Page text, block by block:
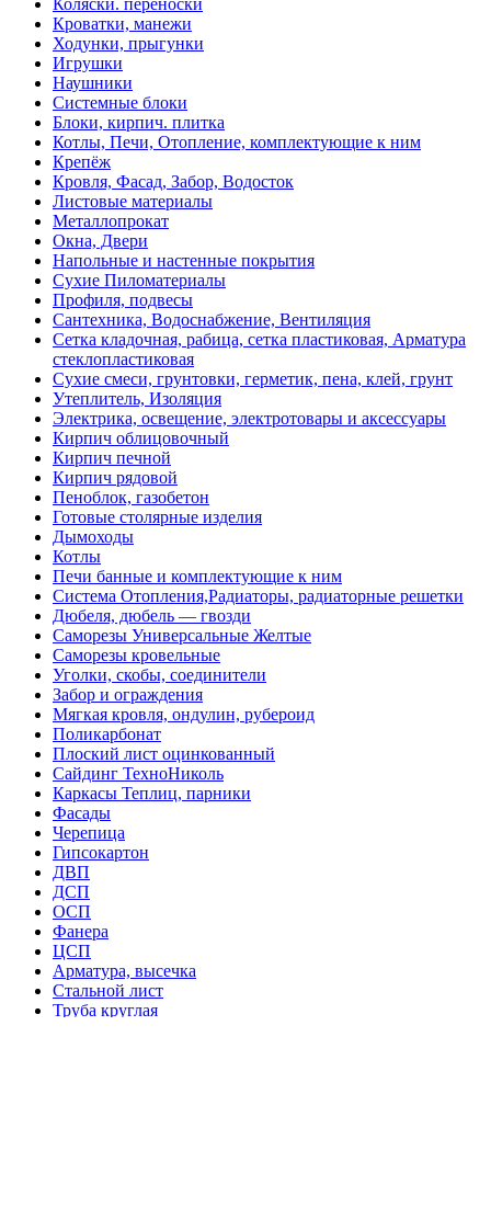
Коляски. переноски
Кроватки, манежи
Ходунки, прыгунки
Игрушки
Наушники
Системные блоки
Блоки, кирпич. плитка
Котлы, Печи, Отопление, комплектующие к ним
Крепёж
Кровля, Фасад, Забор, Водосток
Листовые материалы
Металлопрокат
Окна, Двери
Напольные и настенные покрытия
Сухие Пиломатериалы
Профиля, подвесы
Сантехника, Водоснабжение, Вентиляция
Сетка кладочная, рабица, сетка пластиковая, Арматура
стеклопластиковая
Сухие смеси, грунтовки, герметик, пена, клей, грунт
Утеплитель, Изоляция
Электрика, освещение, электротовары и аксессуары
Кирпич облицовочный
Кирпич печной
Кирпич рядовой
Пеноблок, газобетон
Готовые столярные изделия
Дымоходы
Котлы
Печи банные и комплектующие к ним
Система Отопления,Радиаторы, радиаторные решетки
Дюбеля, дюбель — гвозди
Саморезы Универсальные Желтые
Саморезы кровельные
Уголки, скобы, соединители
Забор и ограждения
Мягкая кровля, ондулин, рубероид
Поликарбонат
Плоский лист оцинкованный
Сайдинг ТехноНиколь
Каркасы Теплиц, парники
Фасады
Черепица
Гипсокартон
ДВП
ДСП
ОСП
Фанера
ЦСП
Арматура, высечка
Стальной лист
Труба круглая